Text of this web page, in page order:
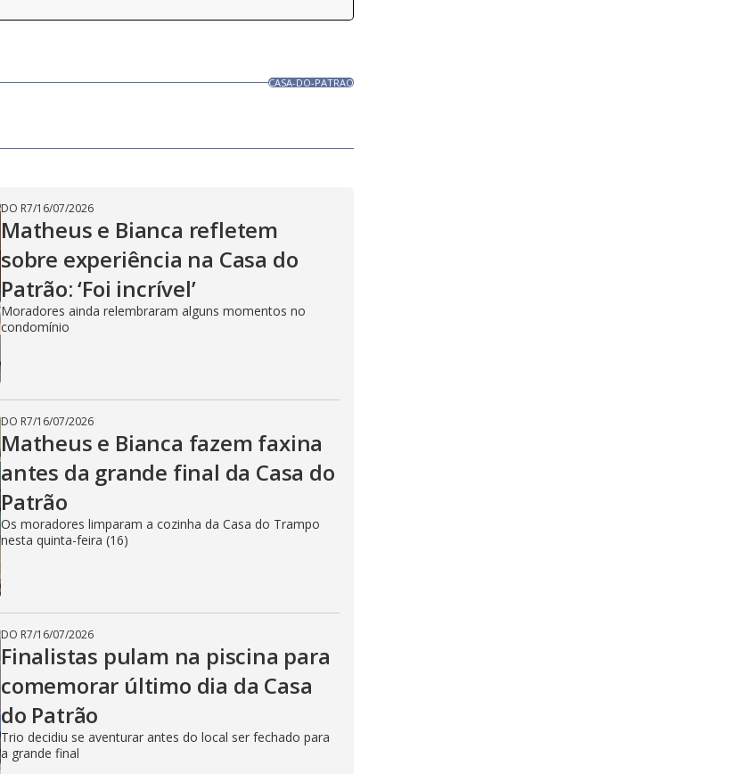
CASA-DO-PATRAO
DO R7/16/07/2026
Matheus e Bianca refletem
sobre experiência na Casa do
Patrão: ‘Foi incrível’
Moradores ainda relembraram alguns momentos no
condomínio
DO R7/16/07/2026
Matheus e Bianca fazem faxina
antes da grande final da Casa do
Patrão
Os moradores limparam a cozinha da Casa do Trampo
nesta quinta-feira (16)
DO R7/16/07/2026
Finalistas pulam na piscina para
comemorar último dia da Casa
do Patrão
Trio decidiu se aventurar antes do local ser fechado para
a grande final